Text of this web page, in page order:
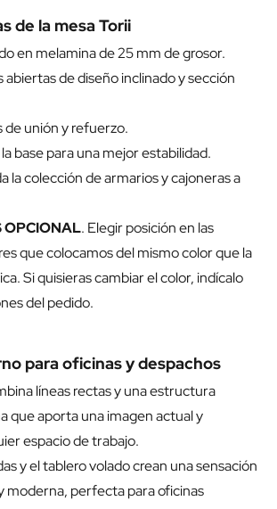
de la mesa Torii
en melamina de 25 mm de grosor.
abiertas de diseño inclinado y sección
de unión y refuerzo.
base para una mejor estabilidad.
la colección de armarios y cajoneras a
OPCIONAL. Elegir posición en las
que colocamos del mismo color que la
Si quisieras cambiar el color, indícalo
del pedido.
para oficinas y despachos
líneas rectas y una estructura
que aporta una imagen actual y
espacio de trabajo.
y el tablero volado crean una sensación
moderna, perfecta para oficinas